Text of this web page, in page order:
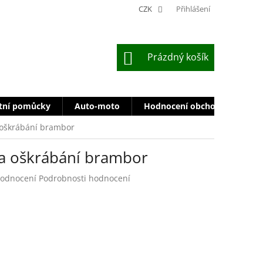
CZK Přihlášení
NÁKUPNÍ
KOŠÍK
Prázdný košík
pomůcky Auto-moto Hodnocení obchodu
brambor
oškrábání brambor
Podrobnosti hodnocení